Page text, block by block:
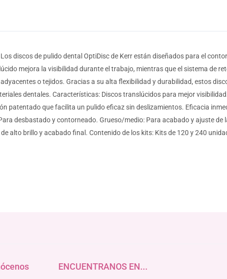
discos de pulido dental OptiDisc de Kerr están diseñados para el
mejora la visibilidad durante el trabajo, mientras que el sistema de
o tejidos. Gracias a su alta flexibilidad y durabilidad, estos
dentales. Características: Discos translúcidos para mejor
patentado que facilita un pulido eficaz sin deslizamientos. Eficacia
desbastado y contorneado. Grueso/medio: Para acabado y ajuste
alto brillo y acabado final. Contenido de los kits: Kits de 120 y 240
ENCUENTRANOS EN...